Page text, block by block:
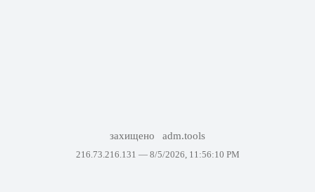
захищено adm.tools
216.73.216.131 — 8/5/2026, 11:56:10 PM